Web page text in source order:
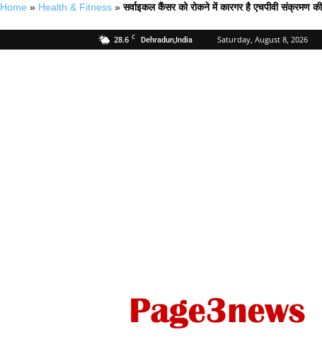
Home » Health & Fitness »सर्वाइकल कैंसर को रोकने में कारगर है एचपीवी संक्रमण
28.6 C Dehradun,India Saturday, August 8, 2026
Three